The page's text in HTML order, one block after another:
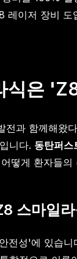
레이저 장비
식은
전과 함께해왔
니다. 동탄퍼스
떻게 환자들의
스마일
전성'에 있습